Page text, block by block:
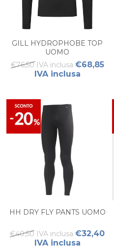
GILL HYDROPHOBE TOP
UOMO
€76,50 IVA inclusa €68,85
IVA inclusa
HH DRY FLY PANTS UOMO
€40,50 IVA inclusa €32,40
IVA inclusa